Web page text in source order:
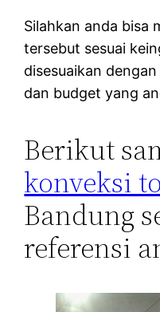
Silahkan anda bisa
tersebut sesuai
disesuaikan
dan budget yang
Berikut
konveksi
Bandung
referensi